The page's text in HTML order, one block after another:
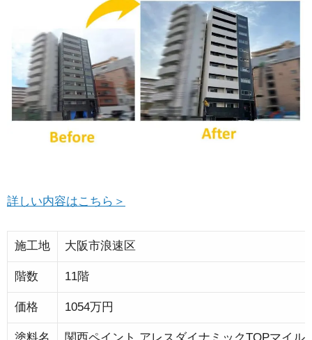
詳しい内容はこちら＞
施工地 大阪市浪速区
階数 11階
価格 1054万円